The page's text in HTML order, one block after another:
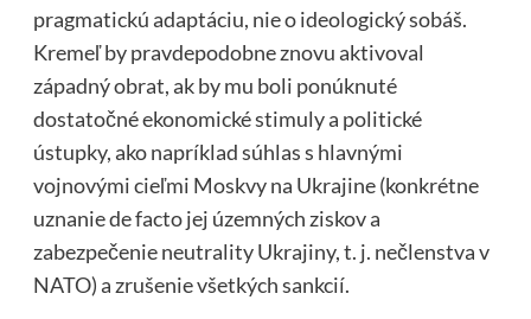
pragmatickú adaptáciu, nie o ideologický sobáš.
Kremeľ by pravdepodobne znovu aktivoval
západný obrat, ak by mu boli ponúknuté
dostatočné ekonomické stimuly a politické
ústupky, ako napríklad súhlas s hlavnými
vojnovými cieľmi Moskvy na Ukrajine (konkrétne
uznanie de facto jej územných ziskov a
zabezpečenie neutrality Ukrajiny, t. j. nečlenstva v
NATO) a zrušenie všetkých sankcií.